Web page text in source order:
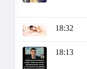
18:32
18:13